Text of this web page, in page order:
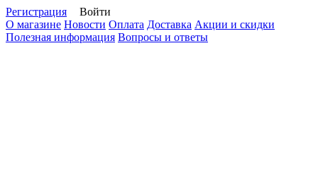
Регистрация
Войти
О магазине Новости Оплата Доставка Акции и скидки
Полезная информация Вопросы и ответы